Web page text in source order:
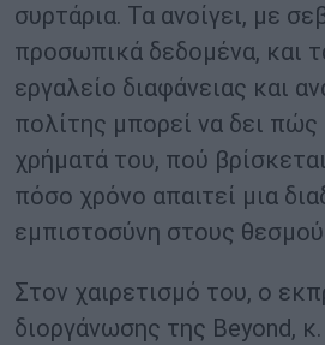
συρτάρια. Τα ανοίγει, με
προσωπικά δεδομένα, και
εργαλείο διαφάνειας και
πολίτης μπορεί να δει
χρήματά του, πού
πόσο χρόνο απαιτεί μια
εμπιστοσύνη στους
Στον χαιρετισμό του, ο
διοργάνωσης της Beyond,